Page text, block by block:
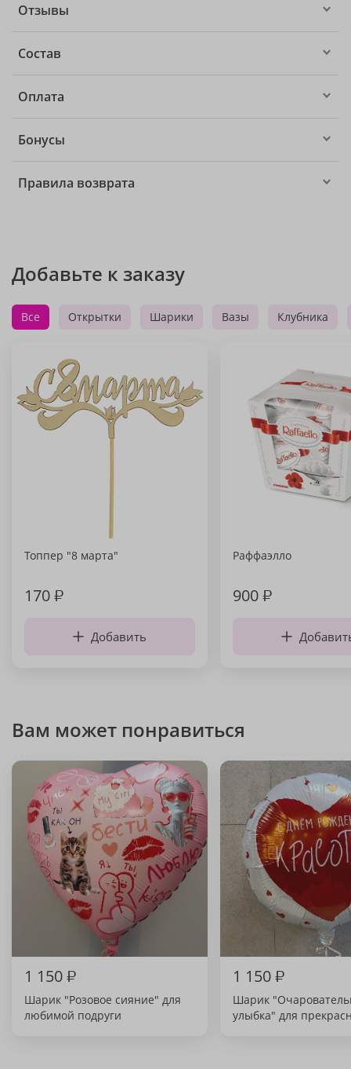
Отзывы
Состав
Оплата
Бонусы
Правила возврата
Добавьте к заказу
Все Открытки Шарики Вазы Клубника
Топпер "8 марта"
170₽
Добавить
Раффаэлло
900₽
Вам может понравиться
1 150₽
Шарик "Розовое сияние" для
любимой подруги
1 150₽
Шарик
улыбка" для